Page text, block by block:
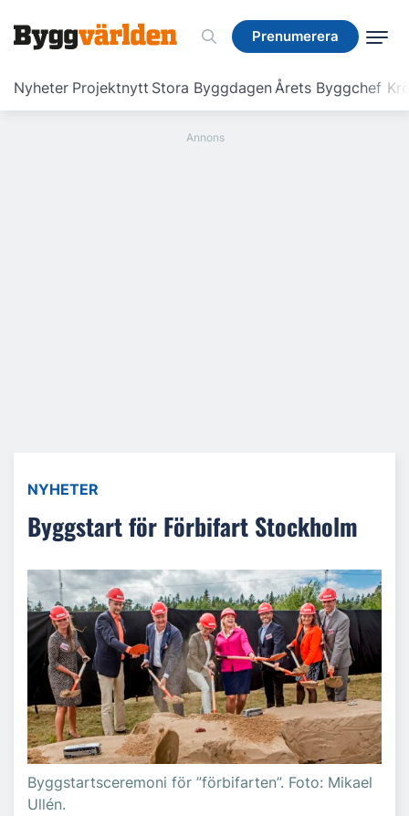
Prenumerera
Nyheter Projektnytt Stora ByggdagenÅrets Byggchef
Prenumerera
NYHETER
Byggstart för Förbifart Stockholm
Byggstartsceremoni för ”förbifarten”. Foto: Mikael
Ullén.